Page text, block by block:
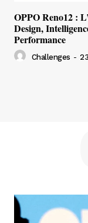
OPPO Reno12 :
Design,
Performance
Challenges -